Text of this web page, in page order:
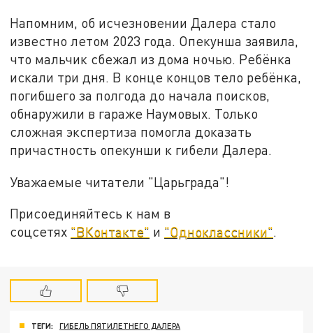
Напомним, об исчезновении Далера стало
известно летом 2023 года. Опекунша заявила,
что мальчик сбежал из дома ночью. Ребёнка
искали три дня. В конце концов тело ребёнка,
погибшего за полгода до начала поисков,
обнаружили в гараже Наумовых. Только
сложная экспертиза помогла доказать
причастность опекунши к гибели Далера.
Уважаемые читатели "Царьграда"!
Присоединяйтесь к нам в
соцсетях "ВКонтакте" и "Одноклассники".
ТЕГИ: ГИБЕЛЬ ПЯТИЛЕТНЕГО ДАЛЕРА